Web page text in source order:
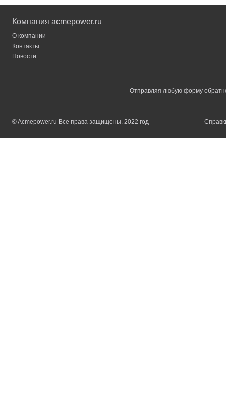
Компания acmepower.ru
О компании
Контакты
Новости
Отправляя любую форму
© Acmepower.ru Все права защищены. 2022 год